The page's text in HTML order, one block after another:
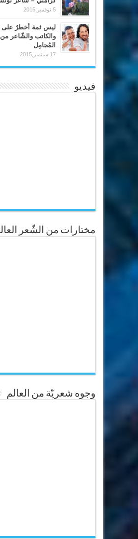
5 نوفمبر,2015
ليس ثمة أخطرُ على
والكاتب والشّاعر من
المُجامِل
17 سبتمبر,2015
فيديو
مختارات من الشّعر
وجوه شعريّة من العالم